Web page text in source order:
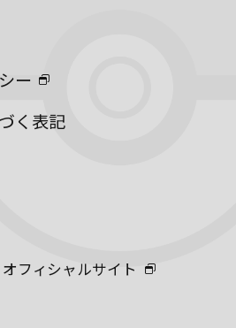
ー
く表記
フィシャルサイト